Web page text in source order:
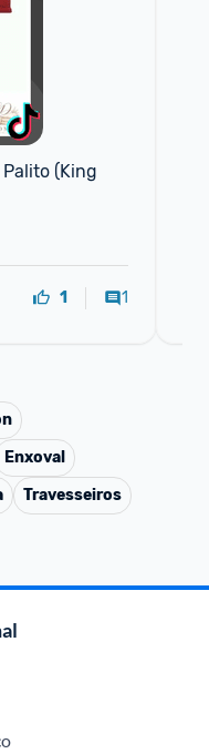
(King
1 1
Enxoval
Travesseiros